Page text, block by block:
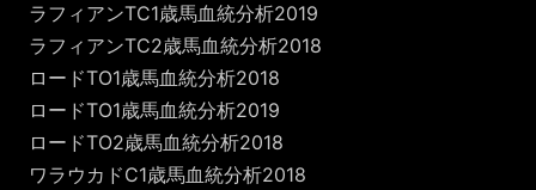
ラフィアンTC1歳馬血統分析2019
ラフィアンTC2歳馬血統分析2018
ロードTO1歳馬血統分析2018
ロードTO1歳馬血統分析2019
ロードTO2歳馬血統分析2018
ワラウカドC1歳馬血統分析2018